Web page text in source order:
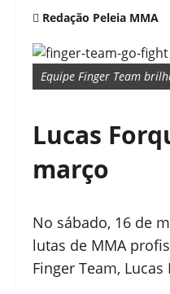
Redação Peleia MMA
Equipe Finger Team
Lucas
março
No sábado, 16 de
lutas de MMA
Finger Team,